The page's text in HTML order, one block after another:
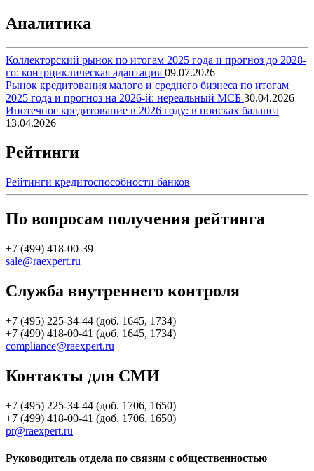
Аналитика
Коллекторский рынок по итогам 2025 года и прогноз до 2028-
го: контрциклическая адаптация 09.07.2026
Рынок кредитования малого и среднего бизнеса по итогам
2025 года и прогноз на 2026-й: нереальный МСБ 30.04.2026
Ипотечное кредитование в 2026 году: в поисках баланса
13.04.2026
Рейтинги
Рейтинги кредитоспособности банков
По вопросам получения рейтинга
+7 (499) 418-00-39
sale@raexpert.ru
Служба внутреннего контроля
+7 (495) 225-34-44 (доб. 1645, 1734)
+7 (499) 418-00-41 (доб. 1645, 1734)
compliance@raexpert.ru
Контакты для СМИ
+7 (495) 225-34-44 (доб. 1706, 1650)
+7 (499) 418-00-41 (доб. 1706, 1650)
pr@raexpert.ru
Руководитель отдела по связям с общественностью